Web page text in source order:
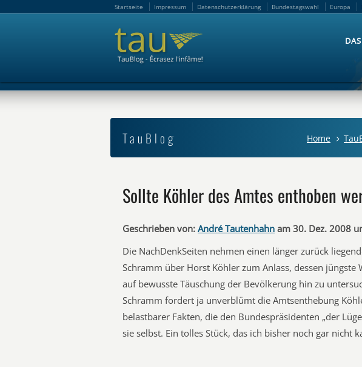
Startseite Impressum Datenschutzerklärung Bundestagswahl Europa
TauBlog Home
Sollte Köhler des Amtes enthoben
Geschrieben von: André Tautenhahn am 30. Dez. 2008
Die NachDenkSeiten nehmen einen länger zurück
Schramm über Horst Köhler zum Anlass, dessen jüngste
auf bewusste Täuschung der Bevölkerung hin zu
Schramm fordert ja unverblümt die Amtsenthebung
belastbarer Fakten, die den Bundespräsidenten „der
sie selbst. Ein tolles Stück, das ich bisher noch gar nicht
Startseite Impressum Datenschutzerklärung Bundestagswahl Europa